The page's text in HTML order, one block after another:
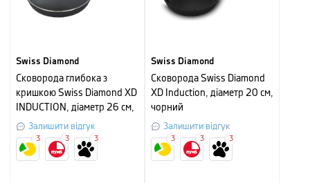
Swiss Diamond
Сковорода глибока з
кришкою Swiss Diamond XD
INDUCTION, діаметр 26 см,
чорнаЗалишити відгук
3 3 3
Swiss Diamond
Сковорода Swiss Diamond
XD Induction, діаметр 20 см,
чорний
Залишити відгук
3 3 3